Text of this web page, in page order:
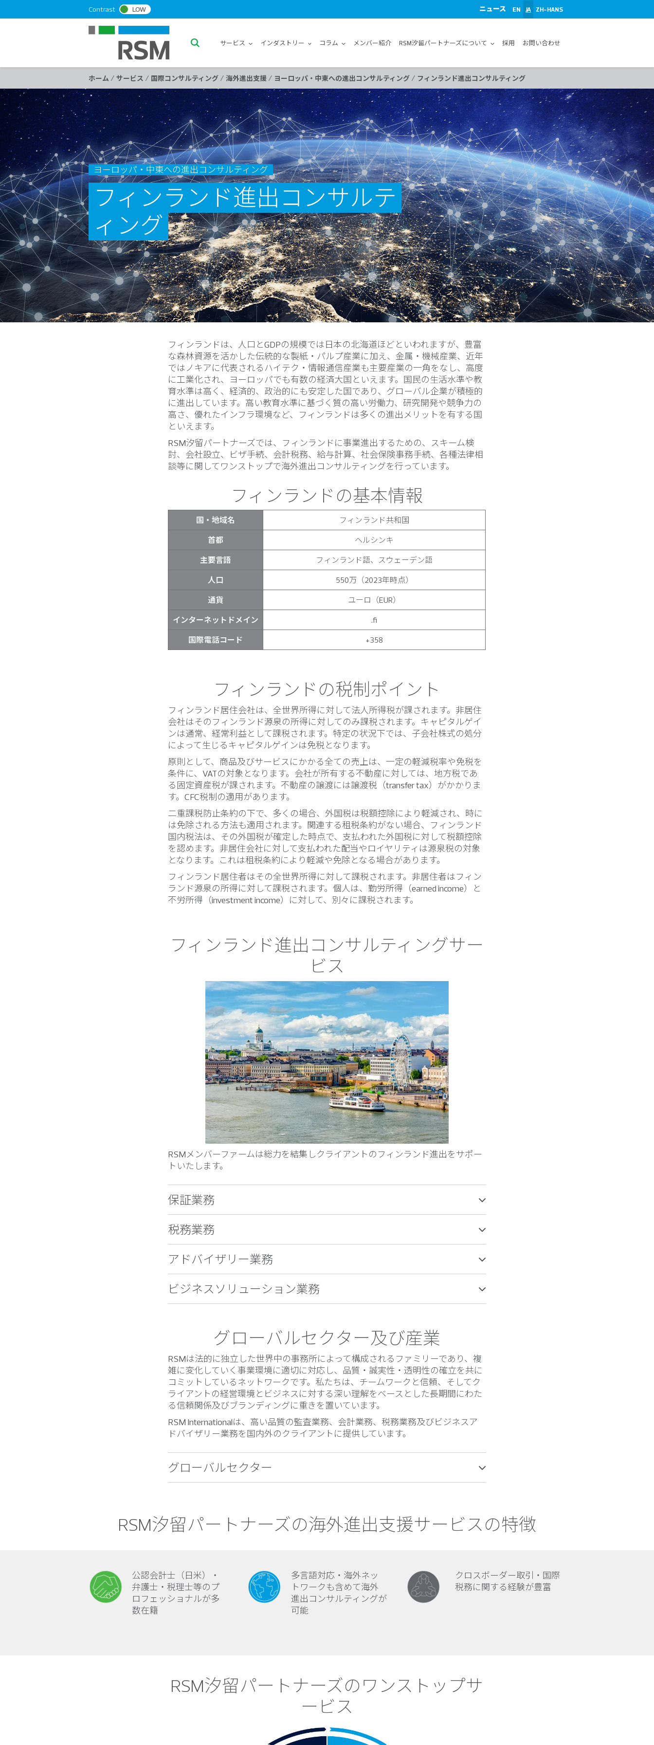
k
o
n
e
n
t
Contrast LOW ニュース EN JA ZH-HANS
S
a
r
c
h
サービス インダストリー コラム メンバー紹介 RSM汐留パートナーズについて 採用 お問い合わせ
ホーム / サービス / 国際コンサルティング / 海外進出支援 / ヨーロッパ・中東への進出コンサルティング / フィンランド進出コンサルティング
ヨーロッパ・中東への進出コンサルティング
フィンランド進出コンサルテ
ィング
フィンランドは、人口とGDPの規模では日本の北海道ほどといわれますが、豊富
な森林資源を活かした伝統的な製紙・パルプ産業に加え、金属・機械産業、近年
ではノキアに代表されるハイテク・情報通信産業も主要産業の一角をなし、高度
に工業化され、ヨーロッパでも有数の経済大国といえます。国民の生活水準や教
育水準は高く、経済的、政治的にも安定した国であり、グローバル企業が積極的
に進出しています。高い教育水準に基づく質の高い労働力、研究開発や競争力の
高さ、優れたインフラ環境など、フィンランドは多くの進出メリットを有する国
といえます。
RSM汐留パートナーズでは、フィンランドに事業進出するための、スキーム検
討、会社設立、ビザ手続、会計税務、給与計算、社会保険事務手続、各種法律相
談等に関してワンストップで海外進出コンサルティングを行っています。
フィンランドの基本情報
国・地域名 フィンランド共和国
首都 ヘルシンキ
主要言語 フィンランド語、スウェーデン語
人口 550万（2023年時点）
通貨 ユーロ（EUR）
インターネットドメイン .fi
国際電話コード +358
フィンランドの税制ポイント
フィンランド居住会社は、全世界所得に対して法人所得税が課されます。非居住
会社はそのフィンランド源泉の所得に対してのみ課税されます。キャピタルゲイ
ンは通常、経常利益として課税されます。特定の状況下では、子会社株式の処分
によって生じるキャピタルゲインは免税となります。
原則として、商品及びサービスにかかる全ての売上は、一定の軽減税率や免税を
条件に、VATの対象となります。会社が所有する不動産に対しては、地方税であ
る固定資産税が課されます。不動産の譲渡には譲渡税（transfer tax）がかかりま
す。CFC税制の適用があります。
二重課税防止条約の下で、多くの場合、外国税は税額控除により軽減され、時に
は免除される方法も適用されます。関連する租税条約がない場合、フィンランド
国内税法は、その外国税が確定した時点で、支払われた外国税に対して税額控除
を認めます。非居住会社に対して支払われた配当やロイヤリティは源泉税の対象
となります。これは租税条約により軽減や免除となる場合があります。
フィンランド居住者はその全世界所得に対して課税されます。非居住者はフィン
ランド源泉の所得に対して課税されます。個人は、勤労所得（earned income）と
不労所得（investment income）に対して、別々に課税されます。
フィンランド進出コンサルティングサー
ビス
RSMメンバーファームは総力を結集しクライアントのフィンランド進出をサポー
トいたします。
保証業務
税務業務
アドバイザリー業務
ビジネスソリューション業務
グローバルセクター及び産業
RSMは法的に独立した世界中の事務所によって構成されるファミリーであり、複
雑に変化していく事業環境に適切に対応し、品質・誠実性・透明性の確立を共に
コミットしているネットワークです。私たちは、チームワークと信頼、そしてク
ライアントの経営環境とビジネスに対する深い理解をベースとした長期間にわた
る信頼関係及びブランディングに重きを置いています。
RSM Internationalは、高い品質の監査業務、会計業務、税務業務及びビジネスア
ドバイザリー業務を国内外のクライアントに提供しています。
グローバルセクター
RSM汐留パートナーズの海外進出支援サービスの特徴
公認会計士（日米）・
弁護士・税理士等のプ
ロフェッショナルが多
数在籍
多言語対応・海外ネッ
トワークも含めて海外
進出コンサルティングが
可能
クロスボーダー取引・国際
税務に関する経験が豊富
RSM汐留パートナーズのワンストップサ
ービス